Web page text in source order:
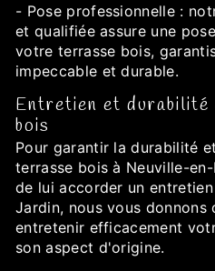
- Pose professionnelle :
et qualifiée assure une
votre terrasse bois,
impeccable et durable.
Entretien et
bois
Pour garantir la durabilité
terrasse bois à Neuville-
de lui accorder un
Jardin, nous vous donnons
entretenir efficacement
son aspect d'origine.